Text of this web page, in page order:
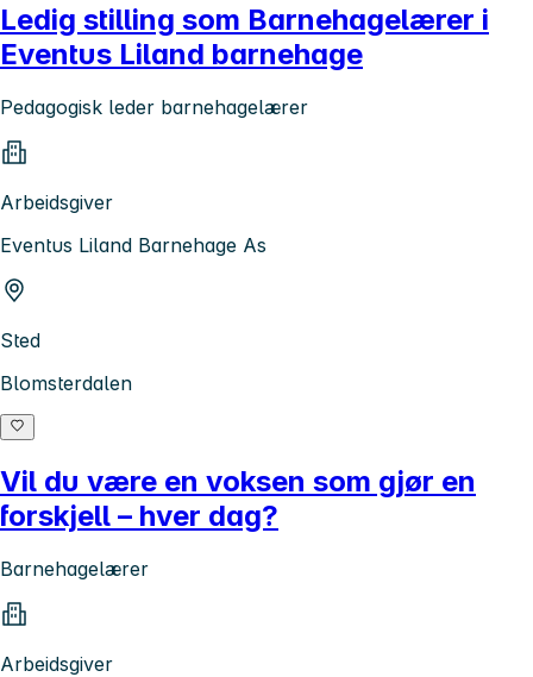
Ledig stilling som Barnehagelærer i
Eventus Liland barnehage
Pedagogisk leder barnehagelærer
Arbeidsgiver
Eventus Liland Barnehage As
Sted
Blomsterdalen
Vil du være en voksen som gjør en
forskjell – hver dag?
Barnehagelærer
Arbeidsgiver